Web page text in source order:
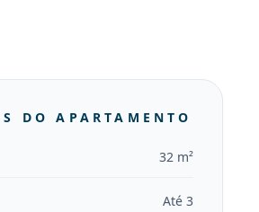
DO APARTAMENTO
32 m²
Até 3